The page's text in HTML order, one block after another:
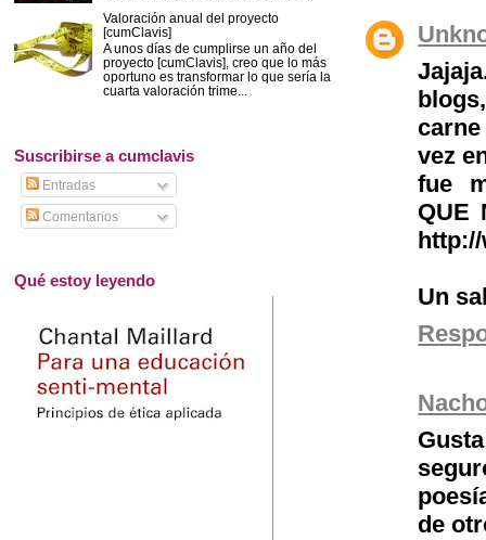
vez
fue
QUE
Un
de
Valoración anual del proyecto
[cumClavis]
A unos días de cumplirse un año del
proyecto [cumClavis], creo que lo más
oportuno es transformar lo que sería la
cuarta valoración trime...
Suscribirse a cumclavis
Entradas
Comentarios
Qué estoy leyendo